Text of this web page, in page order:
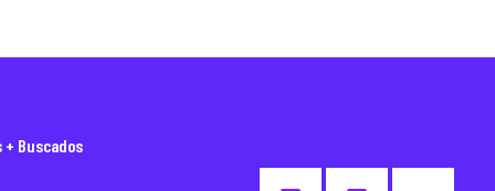
+ Buscados